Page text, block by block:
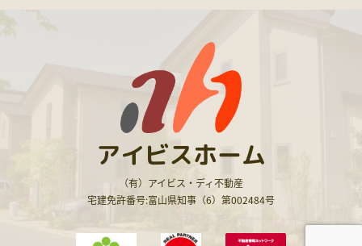
アイビスホーム
（有）アイビス・ディ不動産
宅建免許番号:富山県知事（6）第002484号